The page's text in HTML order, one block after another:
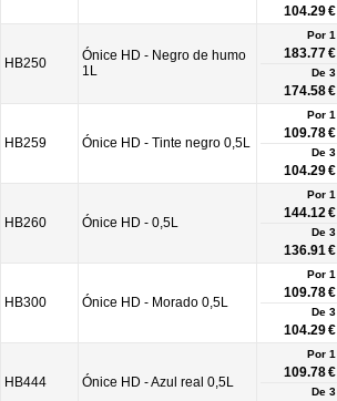
104.29 €
HB250
Ónice HD - Negro de humo
1L
Por 1
183.77 €
De 3
174.58 €
HB259 Ónice HD - Tinte negro 0,5L
Por 1
109.78 €
De 3
104.29 €
HB260 Ónice HD - 0,5L
Por 1
144.12 €
De 3
136.91 €
HB300 Ónice HD - Morado 0,5L
Por 1
109.78 €
De 3
104.29 €
HB444 Ónice HD - Azul real 0,5L
Por 1
109.78 €
De 3